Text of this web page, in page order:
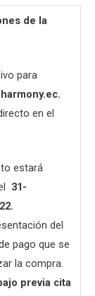
de la
para
harmony.ec.
en el
estará
31-
del
pago que se
la compra.
previa cita